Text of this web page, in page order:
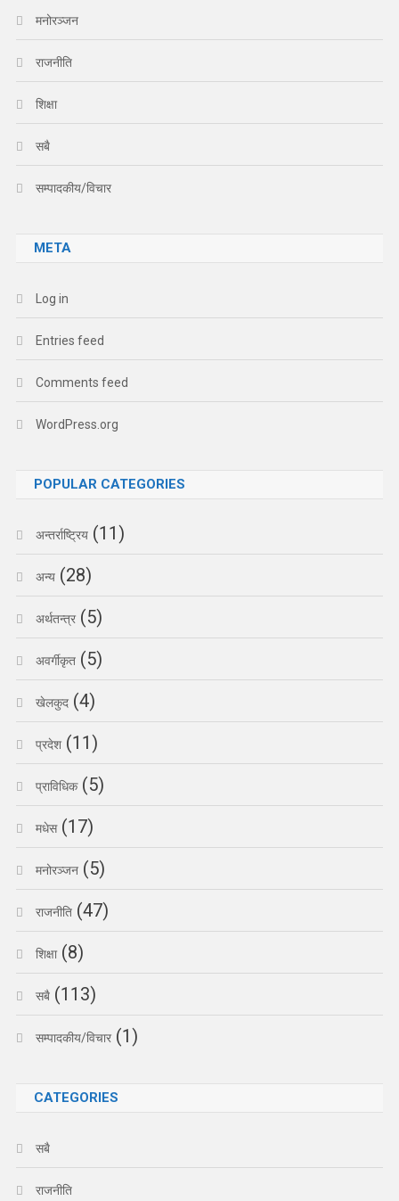
मनोरञ्जन
राजनीति
शिक्षा
सबै
सम्पादकीय/विचार
META
Log in
Entries feed
Comments feed
WordPress.org
POPULAR CATEGORIES
अन्तर्राष्ट्रिय(11)
अन्य(28)
अर्थतन्त्र(5)
अवर्गीकृत(5)
खेलकुद(4)
प्रदेश(11)
प्राविधिक(5)
मधेस(17)
मनोरञ्जन(5)
राजनीति(47)
शिक्षा(8)
सबै(113)
सम्पादकीय/विचार(1)
CATEGORIES
सबै
राजनीति